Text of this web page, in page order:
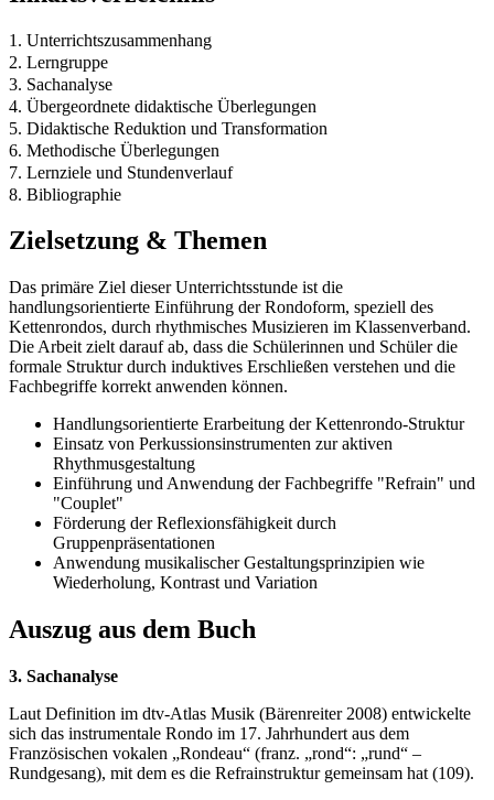
1. Unterrichtszusammenhang
2. Lerngruppe
3. Sachanalyse
4. Übergeordnete didaktische Überlegungen
5. Didaktische Reduktion und Transformation
6. Methodische Überlegungen
7. Lernziele und Stundenverlauf
8. Bibliographie
Zielsetzung & Themen
Das primäre Ziel dieser Unterrichtsstunde ist die
handlungsorientierte Einführung der Rondoform, speziell des
Kettenrondos, durch rhythmisches Musizieren im Klassenverband.
Die Arbeit zielt darauf ab, dass die Schülerinnen und Schüler die
formale Struktur durch induktives Erschließen verstehen und die
Fachbegriffe korrekt anwenden können.
Handlungsorientierte Erarbeitung der Kettenrondo-Struktur
Einsatz von Perkussionsinstrumenten zur aktiven
Rhythmusgestaltung
Einführung und Anwendung der Fachbegriffe "Refrain" und
"Couplet"
Förderung der Reflexionsfähigkeit durch
Gruppenpräsentationen
Anwendung musikalischer Gestaltungsprinzipien wie
Wiederholung, Kontrast und Variation
Auszug aus dem Buch
3. Sachanalyse
Laut Definition im dtv-Atlas Musik (Bärenreiter 2008) entwickelte
sich das instrumentale Rondo im 17. Jahrhundert aus dem
Französischen vokalen „Rondeau“ (franz. „rond“: „rund“ –
Rundgesang), mit dem es die Refrainstruktur gemeinsam hat (109).